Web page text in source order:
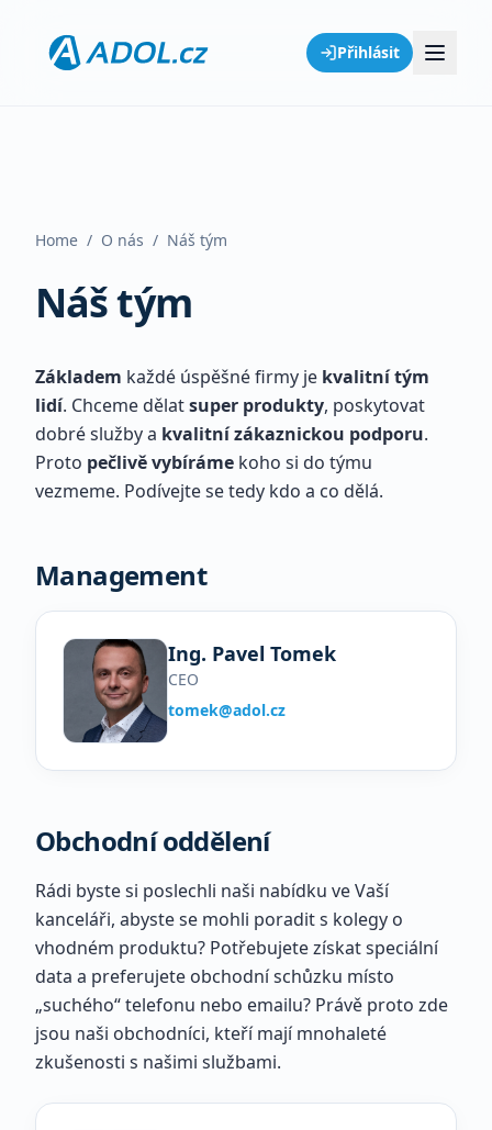
Přihlásit
Home / O nás / Náš tým
Náš tým
Základem každé úspěšné firmy je kvalitní tým
lidí. Chceme dělatsuper produkty, poskytovat
dobré služby a kvalitní zákaznickou podporu.
Proto pečlivě vybíráme koho si do týmu
vezmeme. Podívejte se tedy kdo a co dělá.
Management
Ing. Pavel Tomek
CEO
tomek@adol.cz
Obchodní oddělení
Rádi byste si poslechli naši nabídku ve Vaší
kanceláři, abyste se mohli poradit s kolegy o
vhodném produktu? Potřebujete získat speciální
data a preferujete obchodní schůzku místo
„suchého“ telefonu nebo emailu? Právě proto zde
jsou naši obchodníci, kteří mají mnohaleté
zkušenosti s našimi službami.